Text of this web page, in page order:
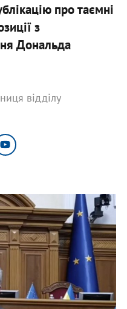
про таємні
з
Дональда
відділу